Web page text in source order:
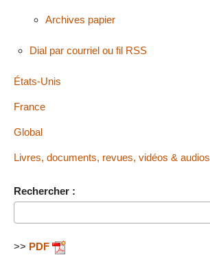
Archives papier
Dial par courriel ou fil RSS
États-Unis
France
Global
Livres, documents, revues, vidéos & audios
Rechercher :
>> PDF